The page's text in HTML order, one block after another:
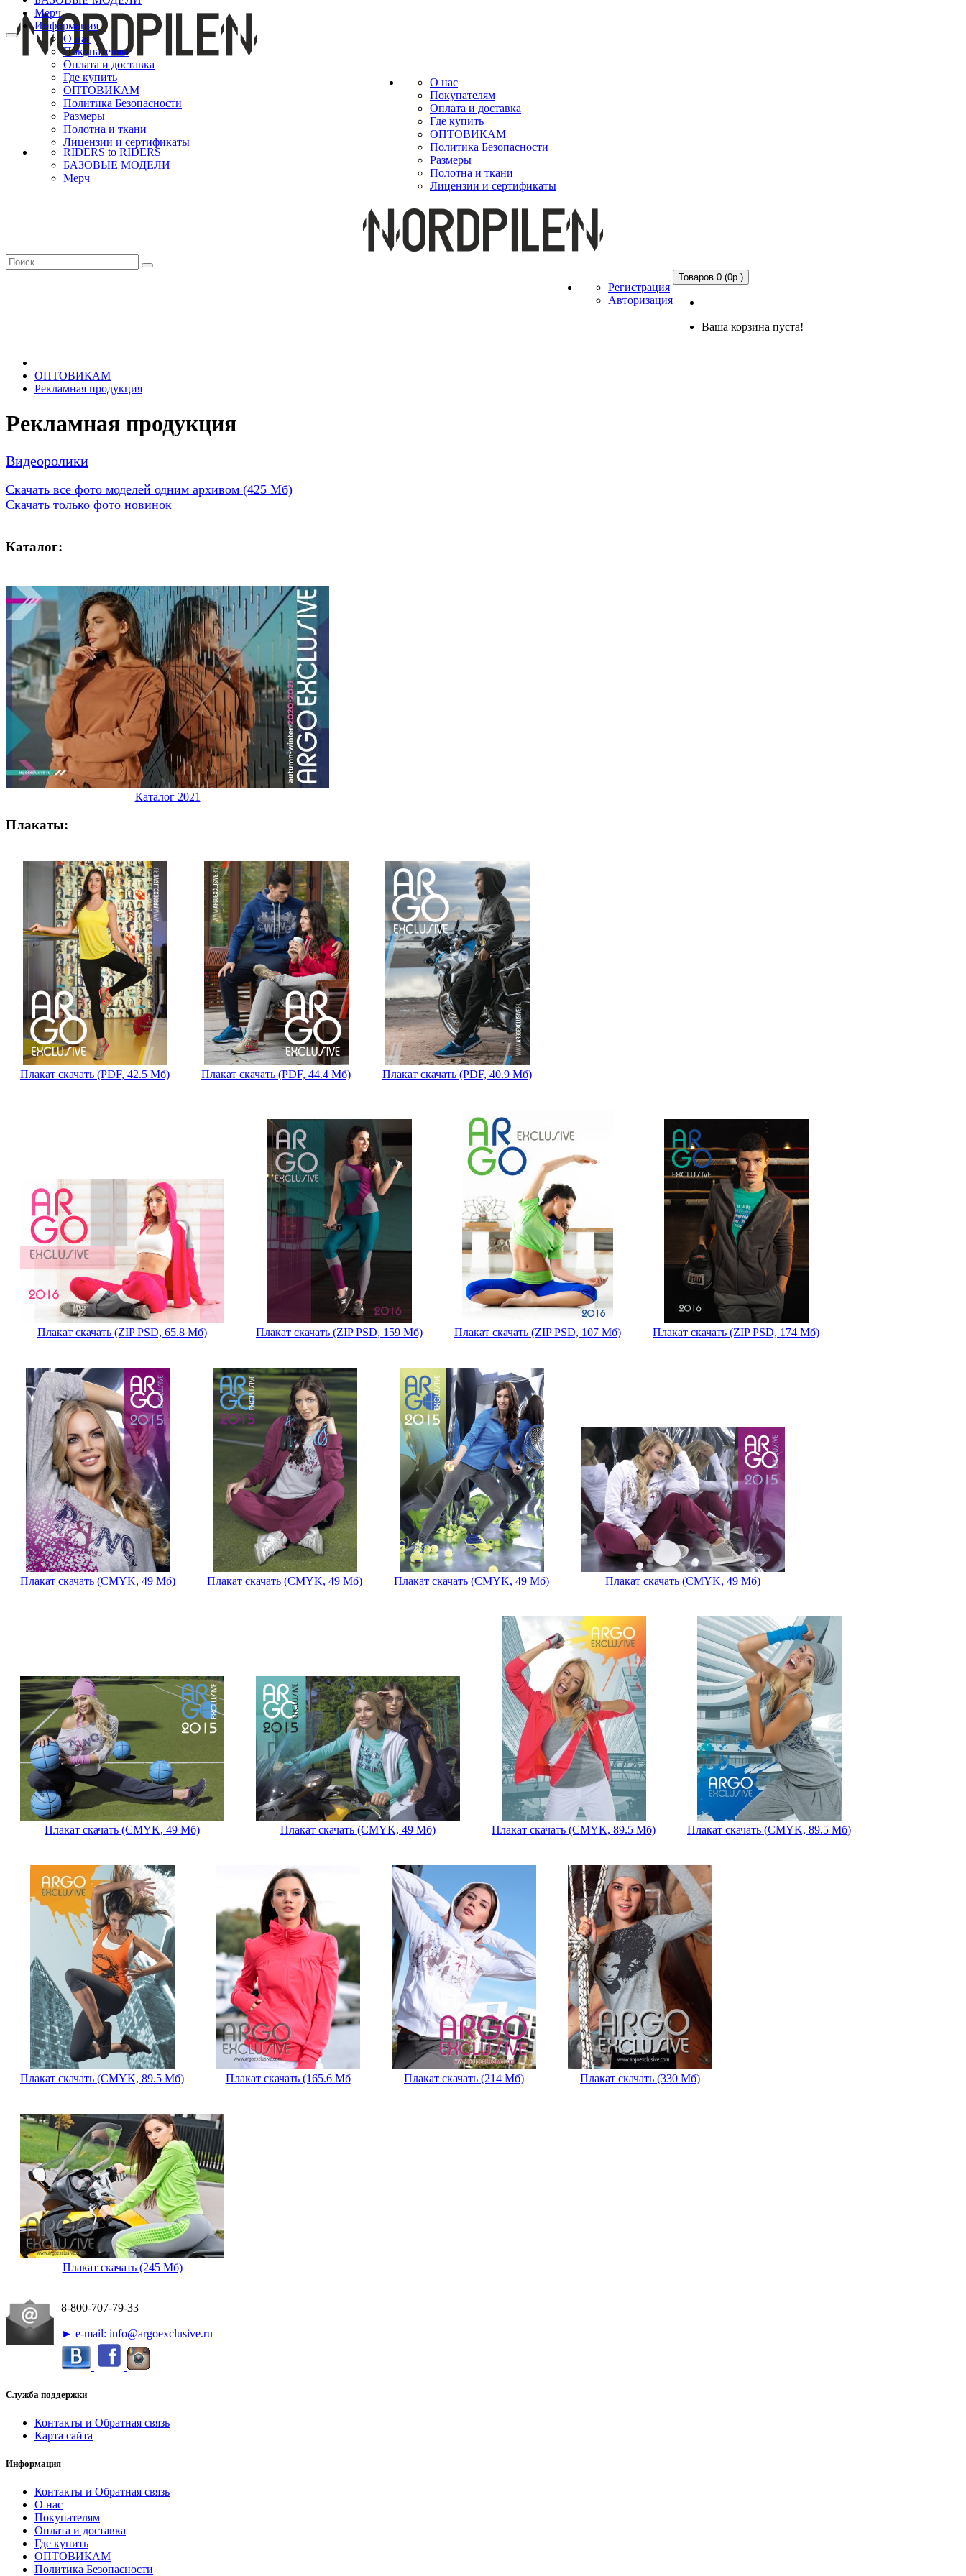
Мерч
Информация
О нас
Покупателям
Оплата и доставка
Где купить
ОПТОВИКАМ
Политика Безопасности
Размеры
Полотна и ткани
Лицензии и сертификаты
RIDERS to RIDERS
БАЗОВЫЕ МОДЕЛИ
Мерч
О нас
Покупателям
Оплата и доставка
Где купить
ОПТОВИКАМ
Политика Безопасности
Размеры
Полотна и ткани
Лицензии и сертификаты
Регистрация
Авторизация
Товаров 0 (0р.)
Ваша корзина пуста!
ОПТОВИКАМ
Рекламная продукция
Рекламная продукция
Видеоролики
Скачать все фото моделей одним архивом (425 Мб)
Скачать только фото новинок
Каталог:
Каталог 2021
Плакаты:
Плакат скачать (PDF, 42.5 Мб) Плакат скачать (PDF, 44.4 Мб) Плакат скачать (PDF, 40.9 Мб)
Плакат скачать (ZIP PSD, 65.8 Мб) Плакат скачать (ZIP PSD, 159 Мб) Плакат скачать (ZIP PSD, 107 Мб) Плакат скачать (ZIP PSD, 174 Мб)
Плакат скачать (CMYK, 49 Мб) Плакат скачать (CMYK, 49 Мб) Плакат скачать (CMYK, 49 Мб) Плакат скачать (CMYK, 49 Мб)
Плакат скачать (CMYK, 49 Мб) Плакат скачать (CMYK, 49 Мб) Плакат скачать (CMYK, 89.5 Мб) Плакат скачать (CMYK, 89.5 Мб)
Плакат скачать (CMYK, 89.5 Мб) Плакат скачать (165.6 Мб Плакат скачать (214 Мб) Плакат скачать (330 Мб)
Плакат скачать (245 Мб)
8-800-707-79-33
► e-mail: info@argoexclusive.ru
Служба поддержки
Контакты и Обратная связь
Карта сайта
Информация
Контакты и Обратная связь
О нас
Покупателям
Оплата и доставка
Где купить
ОПТОВИКАМ
Политика Безопасности